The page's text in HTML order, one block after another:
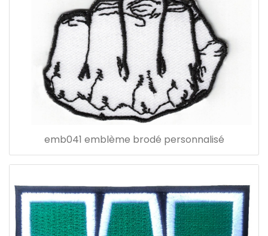
emb041 emblème brodé personnalisé